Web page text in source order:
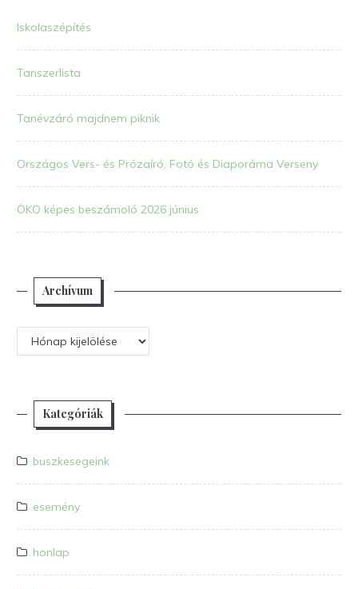
Iskolaszépítés
Tanszerlista
Tanévzáró majdnem piknik
Országos Vers- és Prózaíró, Fotó és Diaporáma Verseny
ÖKO képes beszámoló 2026 június
Archívum
Archívum
Kategóriák
buszkesegeink
esemény
honlap